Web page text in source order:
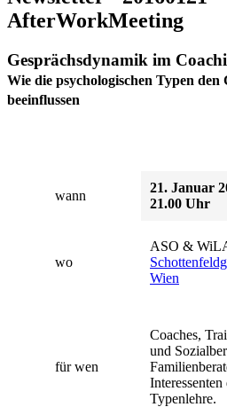
AfterWorkMeeting
Gesprächsdynamik im
Wie die psychologischen Typen den
beeinflussen
wann
21. Januar
21.00 Uhr
wo
ASO &
Wien
für wen
Coaches,
und
Typenlehre.